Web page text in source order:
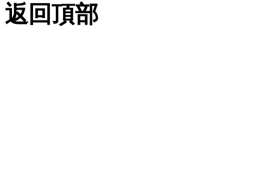
返回頂部